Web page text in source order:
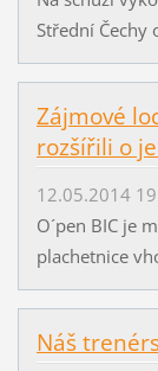
Střední Čechy
Zájmové
rozšířili o
12.05.2014
O´pen BIC je
plachetnice
Náš